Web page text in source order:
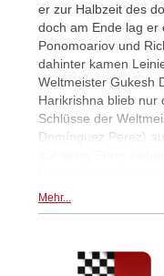
er zur Halbzeit des
doch am Ende lag er
Ponomoariov und
dahinter kamen
Weltmeister Gukesh
Harikrishna blieb nur
Schlüsse der
Domínguez Perez)
Mehr...